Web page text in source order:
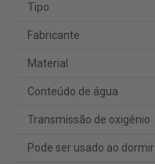
Tipo
Fabricante
Material
Conteúdo de água
Transmissão de oxigênio
Pode ser usado ao dormir